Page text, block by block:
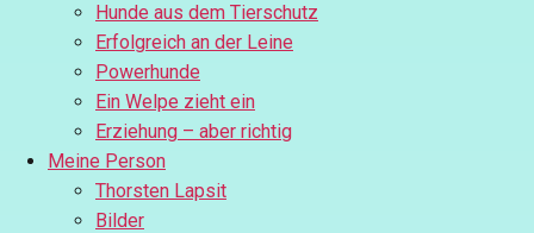
Hunde aus dem Tierschutz
Erfolgreich an der Leine
Powerhunde
Ein Welpe zieht ein
Erziehung – aber richtig
Meine Person
Thorsten Lapsit
Bilder